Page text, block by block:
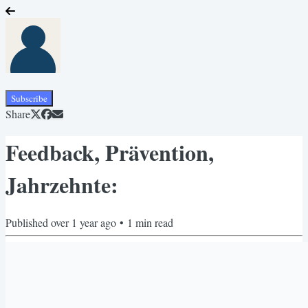
Subscribe
Share
Feedback, Prävention,
Jahrzehnte:
Publishedover 1 year ago • 1 min read